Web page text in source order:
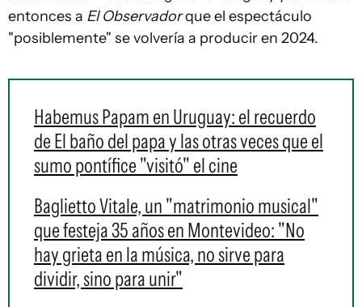
entonces a El Observadorque el espectáculo
"posiblemente" se volvería a producir en 2024.
Habemus Papam en Uruguay: el recuerdo
de El baño del papa y las otras veces que el
sumo pontífice "visitó" el cine
Baglietto Vitale, un "matrimonio musical"
que festeja 35 años en Montevideo: "No
hay grieta en la música, no sirve para
dividir, sino para unir"